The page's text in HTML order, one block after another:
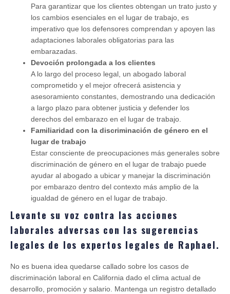
Para garantizar que los clientes obtengan un trato justo y
los cambios esenciales en el lugar de trabajo, es
imperativo que los defensores comprendan y apoyen las
adaptaciones laborales obligatorias para las
embarazadas.
Devoción prolongada a los clientes
A lo largo del proceso legal, un abogado laboral
comprometido y el mejor ofrecerá asistencia y
asesoramiento constantes, demostrando una dedicación
a largo plazo para obtener justicia y defender los
derechos del embarazo en el lugar de trabajo.
Familiaridad con la discriminación de género en el
lugar de trabajo
Estar consciente de preocupaciones más generales sobre
discriminación de género en el lugar de trabajo puede
ayudar al abogado a ubicar y manejar la discriminación
por embarazo dentro del contexto más amplio de la
igualdad de género en el lugar de trabajo.
Levante su voz contra las acciones
laborales adversas con las sugerencias
legales de los expertos legales de Raphael.
No es buena idea quedarse callado sobre los casos de
discriminación laboral en California dado el clima actual de
desarrollo, promoción y salario. Mantenga un registro detallado